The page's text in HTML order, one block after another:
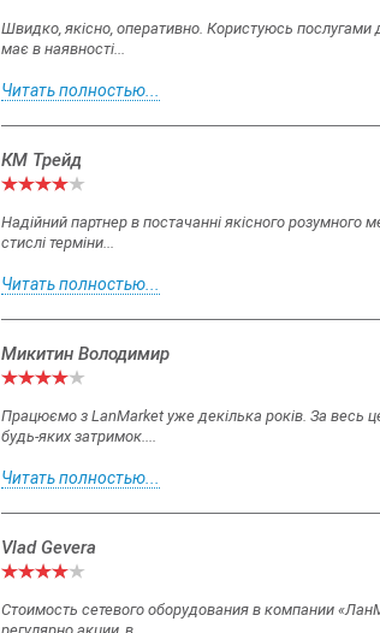
Швидко, якісно, оперативно. Користуюсь послугами
має в наявності...
Читать полностью...
КМ Трейд
Надійний партнер в постачанні якісного розумного
стислі терміни...
Читать полностью...
Микитин Володимир
Працюємо з LanMarket уже декілька років. За весь
будь-яких затримок....
Читать полностью...
Vlad Gevera
Стоимость сетевого оборудования в компании